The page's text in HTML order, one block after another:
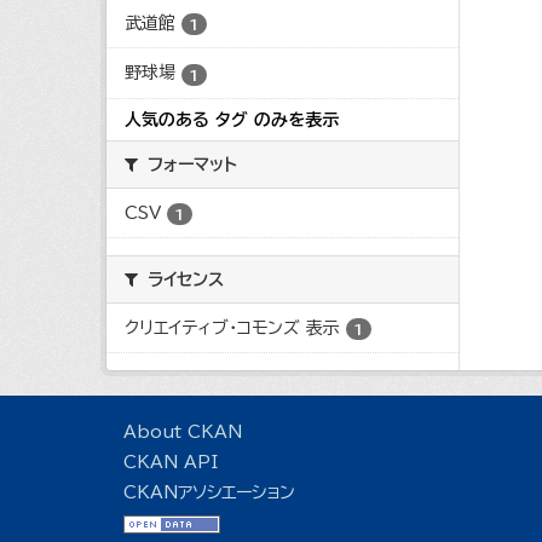
武道館 1
野球場 1
人気のある タグ のみを表示
フォーマット
CSV 1
ライセンス
クリエイティブ・コモンズ 表示 1
About CKAN
CKAN API
CKANアソシエーション